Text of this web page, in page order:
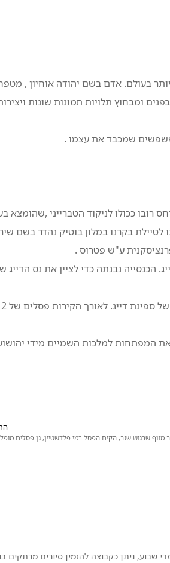
בעולם. אדם בשם יהודה אוחיון ,
ומבחוץ תלויות תמונות שונות
פשפשים שמכבד את עצמו .
רובו ככולו לניקוד הטברייני ,שהומצא
לטיילת בקרנו במלון בוטיק נהדר בשם
ע"ש פטרוס .
הכנסייה נבנתה כדי לציין את נס הדייג
הכנסיה נבנתה במהלך שנות השלושים של המאה ה-20 והיא
המפתחות למלכות השמיים מידי
מנוף שבגוש שגב, הקים הפסל רמי פלדשטיין, גן פסלים
שבוע, ניתן כקבוצה להזמין סיורים מרתקים